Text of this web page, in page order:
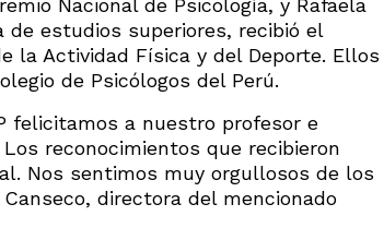
Nacional de Psicología, y Rafaela
de estudios superiores, recibió el
la Actividad Física y del Deporte. Ellos
de Psicólogos del Perú.
felicitamos a nuestro profesor e
reconocimientos que recibieron
Nos sentimos muy orgullosos de los
directora del mencionado